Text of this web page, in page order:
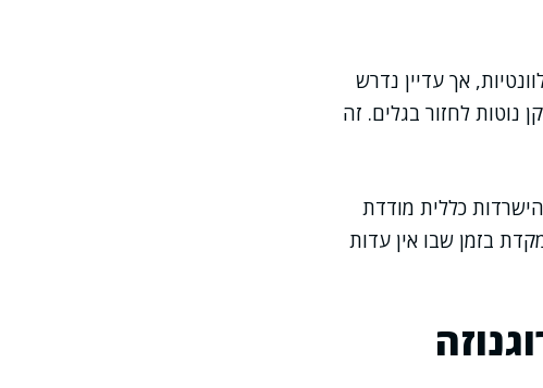
אך עדיין נדרש
נוטות לחזור בגלים. זה
כללית מודדת
בזמן שבו אין עדות